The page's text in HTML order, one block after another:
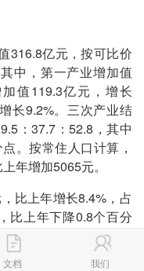
亿元，按可比价
中，第一产业增加值
值119.3亿元，增长
长9.2%。三次产业结
：37.7：52.8，其中
。按常住人口计算，
年增加5065元。
比上年增长8.4%，占
比上年下降0.8个百分
比重为6.5%，比上年
文档 我们